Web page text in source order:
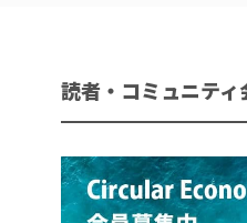
読者・コミュニティ